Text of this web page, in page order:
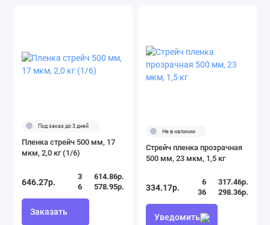
Под заказ до 3 дней
Пленка стрейч 500 мм, 17
мкм, 2,0 кг (1/6)
646.27р.
3
614.86р.
6
578.95р.
Заказать
Не в наличии
Стрейч пленка прозрачная
500 мм, 23 мкм, 1,5 кг
334.17р.
6
317.46р.
36
298.36р.
Уведомить